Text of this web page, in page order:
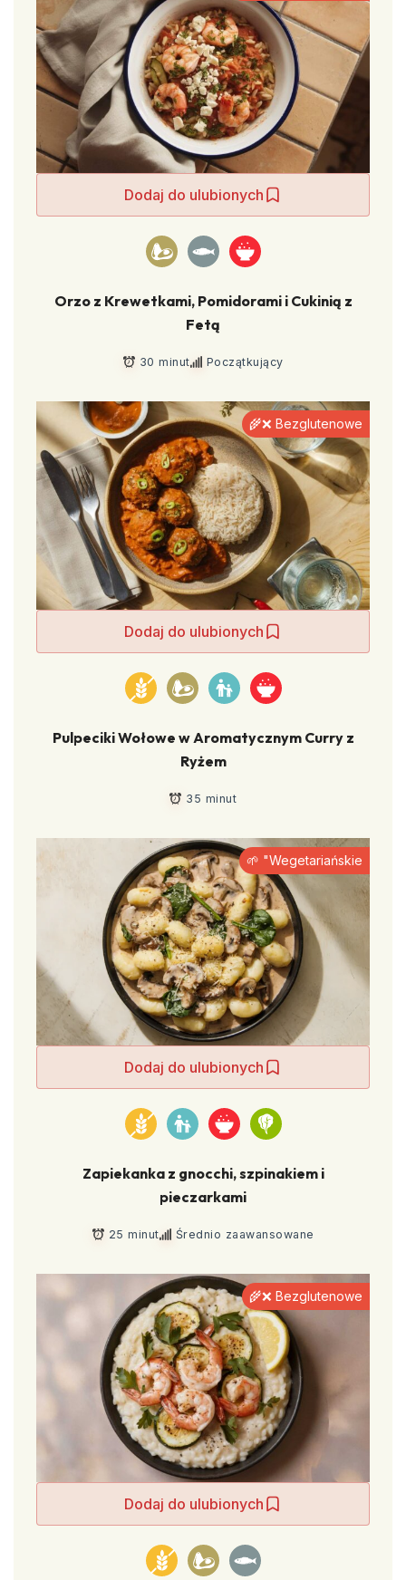
Dodaj do ulubionych
Orzo z Krewetkami, Pomidorami i Cukinią z
Fetą
30 minut Początkujący
Dodaj do ulubionych
🌾❌ Bezglutenowe
Pulpeciki Wołowe w Aromatycznym Curry z
Ryżem
35 minut
Dodaj do ulubionych
🌱 "Wegetariańskie
Zapiekanka z gnocchi, szpinakiem i
pieczarkami
25 minut Średnio zaawansowane
Dodaj do ulubionych
🌾❌ Bezglutenowe